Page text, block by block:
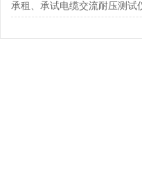
承租、承试电缆交流耐压测试